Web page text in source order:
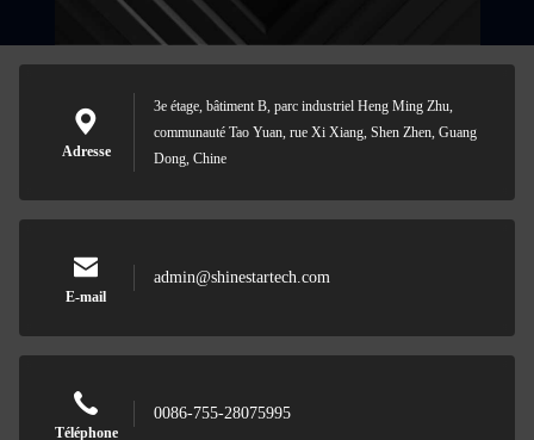
Adresse
3e étage, bâtiment B, parc industriel Heng Ming Zhu,
communauté Tao Yuan, rue Xi Xiang, Shen Zhen, Guang
Dong, Chine
E-mail
admin@shinestartech.com
Téléphone
0086-755-28075995